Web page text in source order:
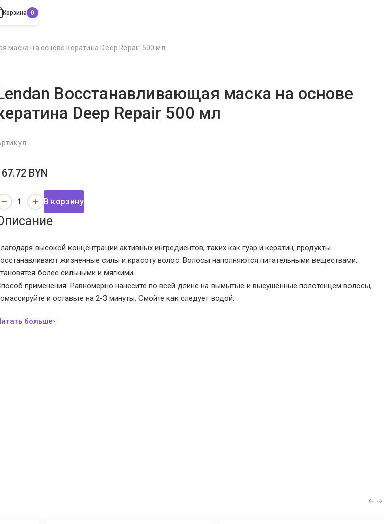
Корзина
маска на основе кератина Deep Repair 500 мл
Восстанавливающая маска на основе
Deep Repair 500 мл
BYN
В корзину
высокой концентрации активных ингредиентов, таких как гуар и кератин, продукты
жизненные силы и красоту волос. Волосы наполняются питательными веществами,
более сильными и мягкими.
применения: Равномерно нанесите по всей длине на вымытые и высушенные полотенцем волосы,
и оставьте на 2-3 минуты. Смойте как следует водой.